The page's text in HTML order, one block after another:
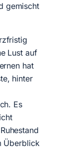
gemischt
Lust auf
hat
hinter
Es
Überblick